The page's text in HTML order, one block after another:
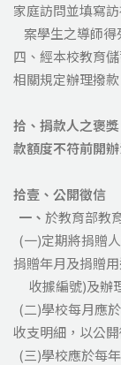
家庭訪問並填寫
案學生之導師得
四、經本校教育
相關規定辦理撥款
拾、捐款人之褒
款額度不符前開
拾壹、公開徵信
一、 於教育部教
(一)定期將捐贈
捐贈年月及捐贈用
收據編號)及辦
(二)學校每月應
收支明細，以公開
(三)學校應於每